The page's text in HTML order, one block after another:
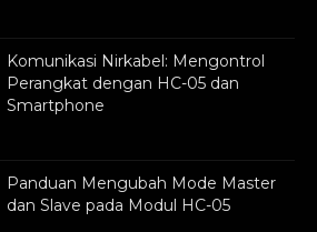
Komunikasi Nirkabel: Mengontrol
Perangkat dengan HC-05 dan
Smartphone
Panduan Mengubah Mode Master
dan Slave pada Modul HC-05